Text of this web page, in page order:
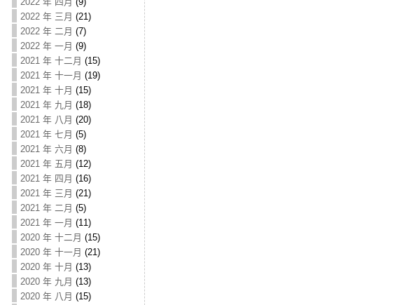
2022 年 三月 (21)
2022 年 二月 (7)
2022 年 一月 (9)
2021 年 十二月 (15)
2021 年 十一月 (19)
2021 年 十月 (15)
2021 年 九月 (18)
2021 年 八月 (20)
2021 年 七月 (5)
2021 年 六月 (8)
2021 年 五月 (12)
2021 年 四月 (16)
2021 年 三月 (21)
2021 年 二月 (5)
2021 年 一月 (11)
2020 年 十二月 (15)
2020 年 十一月 (21)
2020 年 十月 (13)
2020 年 九月 (13)
2020 年 八月 (15)